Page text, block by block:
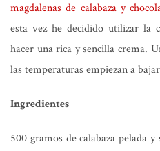
magdalenas de calabaza y
esta vez he decidido utilizar la
hacer una rica y sencilla crema.
las temperaturas empiezan a
Ingredientes
500 gramos de calabaza pelada